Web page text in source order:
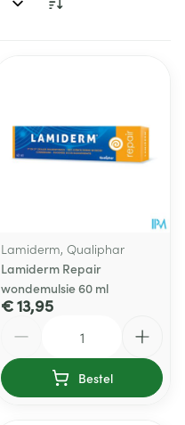
Lamiderm, Qualiphar
Lamiderm Repair
wondemulsie 60 ml
€ 13,95
Bestel